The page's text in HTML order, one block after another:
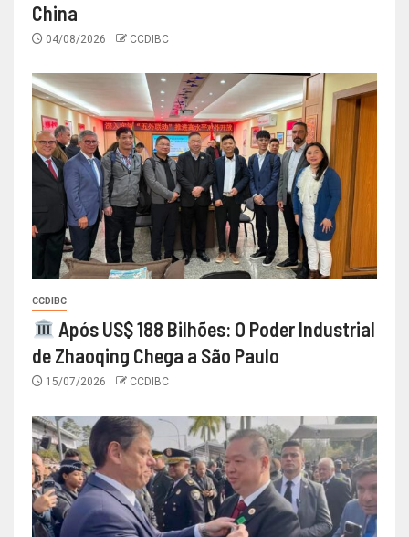
China
04/08/2026 CCDIBC
CCDIBC
Após US$ 188 Bilhões: O Poder Industrial
de Zhaoqing Chega a São Paulo
15/07/2026 CCDIBC